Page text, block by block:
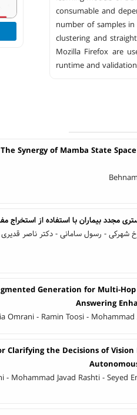
consumable and
number of samples
clustering and
Mozilla Firefox are
runtime and
Synergy of Mamba State
مجدد بیماران با استفاده از استخراج
شهرکی - رسول سامانی - دکتر ناصر
Generation for Multi-
Answering
Omrani - Ramin Toosi - Mohammad
Clarifying the Decisions of Vision
- Mohammad Javad Rashti - Seyed